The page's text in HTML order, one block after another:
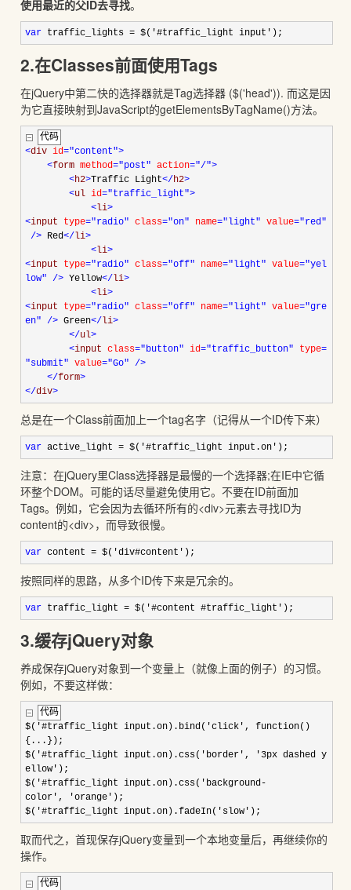
使用最近的父ID去寻找。
var traffic_lights= $( '#traffic_light input ' );
2.在Classes前面使用Tags
在jQuery中第二快的选择器就是Tag选择器 ($('head')). 而这是因
为它直接映射到JavaScript的getElementsByTagName()方法。
代码
<divid="content">
<formmethod="post" action="/">
<h2>Traffic Light</h2>
<ulid="traffic_light">
<li>
<input type="radio" class="on" name="light" value="red"
/> Red</ li>
<li>
<input type="radio" class="off" name="light" value="yel
low" /> Yellow</ li>
<li>
<input type="radio" class="off" name="light" value="gre
en" /> Green</ li>
</ul>
<inputclass="button" id="traffic_button" type=
"submit" value="Go" />
</form>
</div>
总是在一个Class前面加上一个tag名字（记得从一个ID传下来）
var active_light= $( '#traffic_light input.on ' );
注意：在jQuery里Class选择器是最慢的一个选择器;在IE中它循
环整个DOM。可能的话尽量避免使用它。不要在ID前面加
Tags。例如，它会因为去循环所有的<div>元素去寻找ID为
content的<div>，而导致很慢。
var content= $( 'div#content ' );
按照同样的思路，从多个ID传下来是冗余的。
var traffic_light= $( '#content #traffic_light ' );
3.缓存jQuery对象
养成保存jQuery对象到一个变量上（就像上面的例子）的习惯。
例如，不要这样做：
代码
$( '#traffic_light input.on).bind( 'click ' , function()
{...});
$( '#traffic_light input.on).css( ' border ' , ' 3px dashed y
ellow ' );
$( '#traffic_light input.on).css( ' background-
color ' , 'orange ' );
$( '#traffic_light input.on).fadeIn( ' slow ' );
取而代之，首现保存jQuery变量到一个本地变量后，再继续你的
操作。
代码